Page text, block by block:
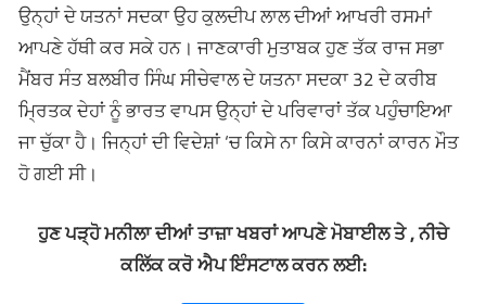
ਉਨ੍ਹਾਂ ਦੇ ਯਤਨਾਂ ਸਦਕਾ ਉਹ ਕੁਲਦੀਪ ਲਾਲ ਦੀਆਂ ਆਖਰੀ ਰਸਮਾਂ
ਆਪਣੇ ਹੱਥੀ ਕਰ ਸਕੇ ਹਨ। ਜਾਣਕਾਰੀ ਮੁਤਾਬਕ ਹੁਣ ਤੱਕ ਰਾਜ ਸਭਾ
ਮੈਂਬਰ ਸੰਤ ਬਲਬੀਰ ਸਿੰਘ ਸੀਚੇਵਾਲ ਦੇ ਯਤਨਾ ਸਦਕਾ 32 ਦੇ ਕਰੀਬ
ਮ੍ਰਿਤਕ ਦੇਹਾਂ ਨੂੰ ਭਾਰਤ ਵਾਪਸ ਉਨ੍ਹਾਂ ਦੇ ਪਰਿਵਾਰਾਂ ਤੱਕ ਪਹੁੰਚਾਇਆ
ਜਾ ਚੁੱਕਾ ਹੈ। ਜਿਨ੍ਹਾਂ ਦੀ ਵਿਦੇਸ਼ਾਂ ‘ਚ ਕਿਸੇ ਨਾ ਕਿਸੇ ਕਾਰਨਾਂ ਕਾਰਨ ਮੌਤ
ਹੋ ਗਈ ਸੀ।
ਹੁਣ ਪੜ੍ਹੋ ਮਨੀਲਾ ਦੀਆਂ ਤਾਜ਼ਾ ਖਬਰਾਂ ਆਪਣੇ ਮੋਬਾਈਲ ਤੇ , ਨੀਚੇ
ਕਲਿੱਕ ਕਰੋ ਐਪ ਇੰਸਟਾਲ ਕਰਨ ਲਈ: